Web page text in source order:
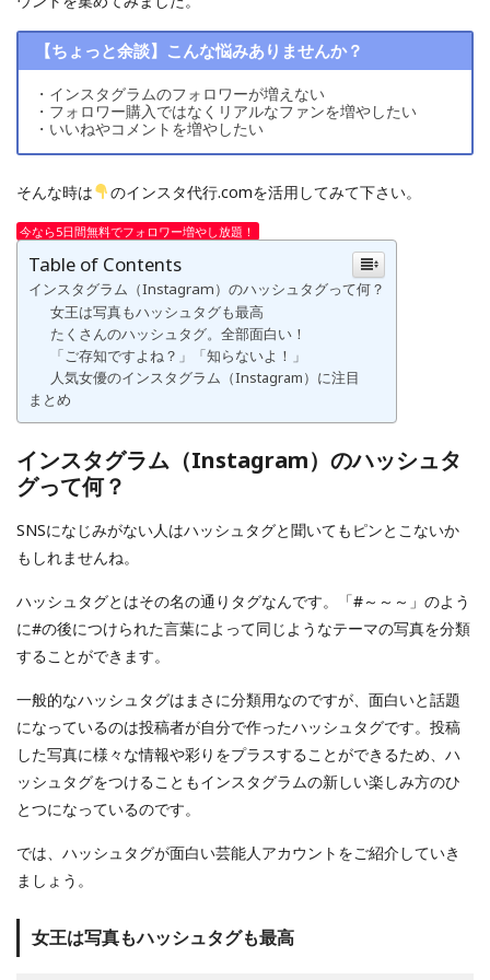
【ちょっと余談】こんな悩みありませんか？
・インスタグラムのフォロワーが増えない
・フォロワー購入ではなくリアルなファンを増やしたい
・いいねやコメントを増やしたい
そんな時は のインスタ代行.comを活用してみて下さい。
今なら5日間無料でフォロワー増やし放題！
Table of Contents
インスタグラム（Instagram）のハッシュタグって何？
女王は写真もハッシュタグも最高
たくさんのハッシュタグ。全部面白い！
「ご存知ですよね？」「知らないよ！」
人気女優のインスタグラム（Instagram）に注目
まとめ
インスタグラム（Instagram）のハッシュタ
グって何？
SNSになじみがない人はハッシュタグと聞いてもピンとこないか
もしれませんね。
ハッシュタグとはその名の通りタグなんです。「#～～～」のよう
に#の後につけられた言葉によって同じようなテーマの写真を分類
することができます。
一般的なハッシュタグはまさに分類用なのですが、面白いと話題
になっているのは投稿者が自分で作ったハッシュタグです。投稿
した写真に様々な情報や彩りをプラスすることができるため、ハ
ッシュタグをつけることもインスタグラムの新しい楽しみ方のひ
とつになっているのです。
では、ハッシュタグが面白い芸能人アカウントをご紹介していき
ましょう。
女王は写真もハッシュタグも最高